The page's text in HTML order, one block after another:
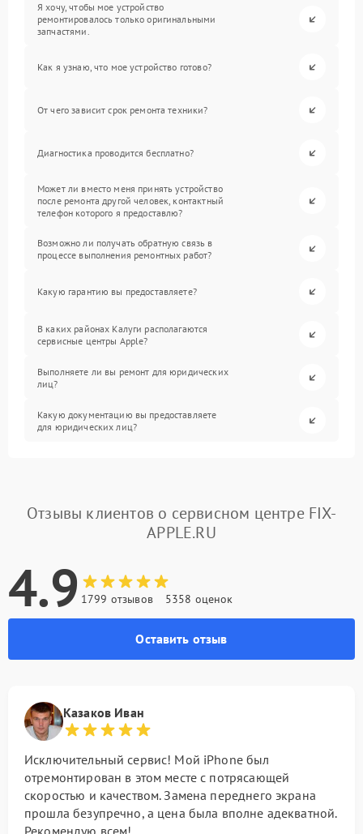
Я хочу, чтобы мое устройство
ремонтировалось только оригинальными
запчастями.
Как я узнаю, что мое устройство готово?
От чего зависит срок ремонта техники?
Диагностика проводится бесплатно?
Может ли вместо меня принять устройство
после ремонта другой человек, контактный
телефон которого я предоставлю?
Возможно ли получать обратную связь в
процессе выполнения ремонтных работ?
Какую гарантию вы предоставляете?
В каких районах Калуги располагаются
сервисные центры Apple?
Выполняете ли вы ремонт для юридических
лиц?
Какую документацию вы предоставляете
для юридических лиц?
Отзывы клиентов о сервисном центре FIX-
APPLE.RU
4.9 1799 отзывов 5358 оценок
Оставить отзыв
Казаков Иван
Исключительный сервис! Мой iPhone был
отремонтирован в этом месте с потрясающей
скоростью и качеством. Замена переднего экрана
прошла безупречно, а цена была вполне адекватной.
Рекомендую всем!